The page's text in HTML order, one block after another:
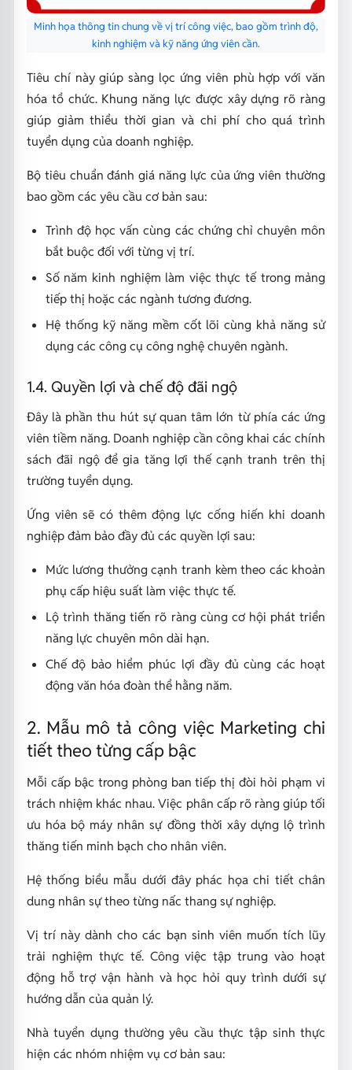
Minh họa thông tin chung về vị trí công việc, bao gồm trình độ,
kinh nghiệm và kỹ năng ứng viên cần.
Tiêu chí này giúp sàng lọc ứng viên phù hợp với văn
hóa tổ chức. Khung năng lực được xây dựng rõ ràng
giúp giảm thiểu thời gian và chi phí cho quá trình
tuyển dụng của doanh nghiệp.
Bộ tiêu chuẩn đánh giá năng lực của ứng viên thường
bao gồm các yêu cầu cơ bản sau:
Trình độ học vấn cùng các chứng chỉ chuyên môn
bắt buộc đối với từng vị trí.
Số năm kinh nghiệm làm việc thực tế trong mảng
tiếp thị hoặc các ngành tương đương.
Hệ thống kỹ năng mềm cốt lõi cùng khả năng sử
dụng các công cụ công nghệ chuyên ngành.
1.4. Quyền lợi và chế độ đãi ngộ
Đây là phần thu hút sự quan tâm lớn từ phía các ứng
viên tiềm năng. Doanh nghiệp cần công khai các chính
sách đãi ngộ để gia tăng lợi thế cạnh tranh trên thị
trường tuyển dụng.
Ứng viên sẽ có thêm động lực cống hiến khi doanh
nghiệp đảm bảo đầy đủ các quyền lợi sau:
Mức lương thưởng cạnh tranh kèm theo các khoản
phụ cấp hiệu suất làm việc thực tế.
Lộ trình thăng tiến rõ ràng cùng cơ hội phát triển
năng lực chuyên môn dài hạn.
Chế độ bảo hiểm phúc lợi đầy đủ cùng các hoạt
động văn hóa đoàn thể hằng năm.
2. Mẫu mô tả công việc Marketing chi
tiết theo từng cấp bậc
Mỗi cấp bậc trong phòng ban tiếp thị đòi hỏi phạm vi
trách nhiệm khác nhau. Việc phân cấp rõ ràng giúp tối
ưu hóa bộ máy nhân sự đồng thời xây dựng lộ trình
thăng tiến minh bạch cho nhân viên.
Hệ thống biểu mẫu dưới đây phác họa chi tiết chân
dung nhân sự theo từng nấc thang sự nghiệp.
Vị trí này dành cho các bạn sinh viên muốn tích lũy
trải nghiệm thực tế. Công việc tập trung vào hoạt
động hỗ trợ vận hành và học hỏi quy trình dưới sự
hướng dẫn của quản lý.
Nhà tuyển dụng thường yêu cầu thực tập sinh thực
hiện các nhóm nhiệm vụ cơ bản sau: